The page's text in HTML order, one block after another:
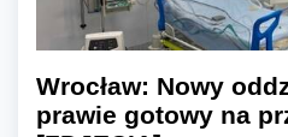
Wrocław: Nowy
prawie gotowy na